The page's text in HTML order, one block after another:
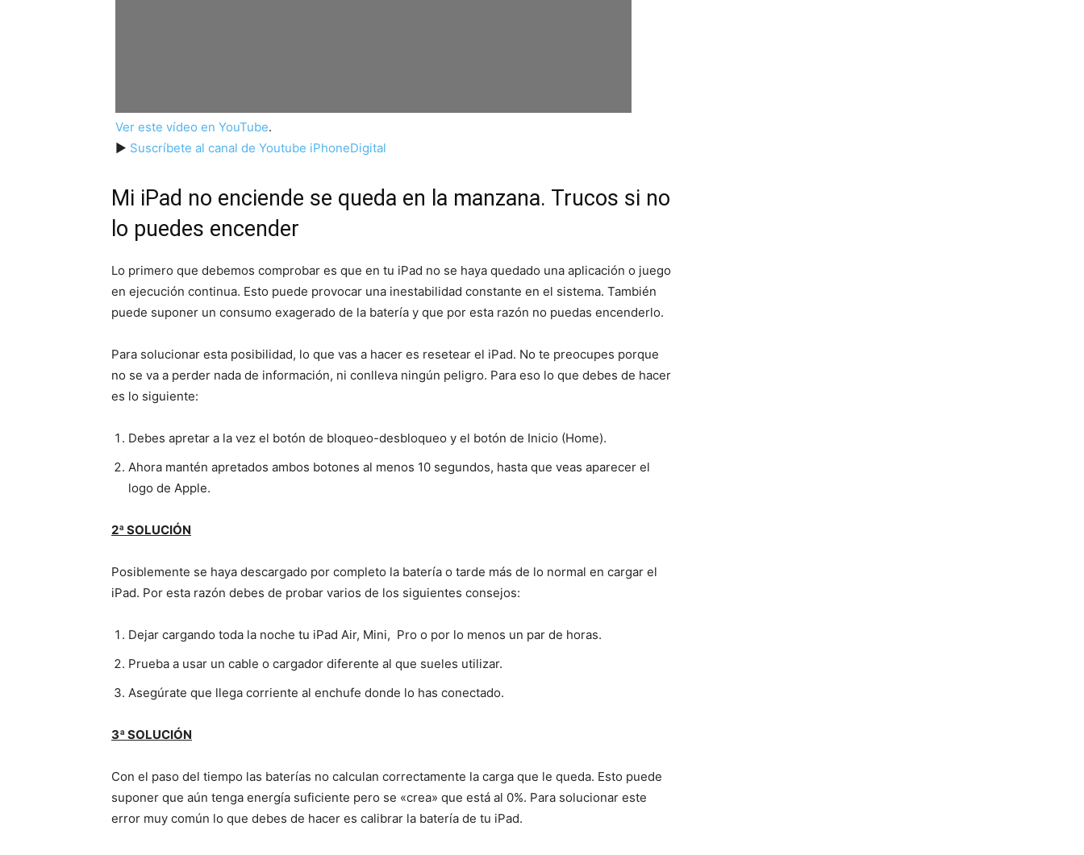
Ver este vídeo en YouTube.
► Suscríbete al canal de Youtube iPhoneDigital
Mi iPad no enciende se queda en la manzana. Trucos si no
lo puedes encender
Lo primero que debemos comprobar es que en tu iPad no se haya quedado una aplicación o juego
en ejecución continua. Esto puede provocar una inestabilidad constante en el sistema. También
puede suponer un consumo exagerado de la batería y que por esta razón no puedas encenderlo.
Para solucionar esta posibilidad, lo que vas a hacer es resetear el iPad. No te preocupes porque
no se va a perder nada de información, ni conlleva ningún peligro. Para eso lo que debes de hacer
es lo siguiente:
Debes apretar a la vez el botón de bloqueo-desbloqueo y el botón de Inicio (Home).
Ahora mantén apretados ambos botones al menos 10 segundos, hasta que veas aparecer el
logo de Apple.
2ª SOLUCIÓN
Posiblemente se haya descargado por completo la batería o tarde más de lo normal en cargar el
iPad. Por esta razón debes de probar varios de los siguientes consejos:
Dejar cargando toda la noche tu iPad Air, Mini, Pro o por lo menos un par de horas.
Prueba a usar un cable o cargador diferente al que sueles utilizar.
Asegúrate que llega corriente al enchufe donde lo has conectado.
3ª SOLUCIÓN
Con el paso del tiempo las baterías no calculan correctamente la carga que le queda. Esto puede
suponer que aún tenga energía suficiente pero se «crea» que está al 0%. Para solucionar este
error muy común lo que debes de hacer es calibrar la batería de tu iPad.